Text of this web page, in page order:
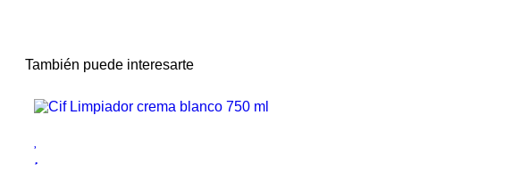
También puede interesarte